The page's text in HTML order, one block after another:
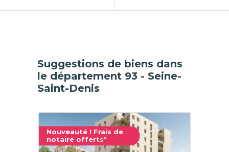
Suggestions de biens dans
le département 93 - Seine-
Saint-Denis
Nouveauté ! Frais de
notaire offerts*